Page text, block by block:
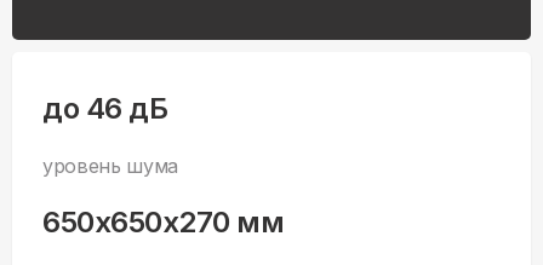
до 46 дБ
уровень шума
650x650x270 мм